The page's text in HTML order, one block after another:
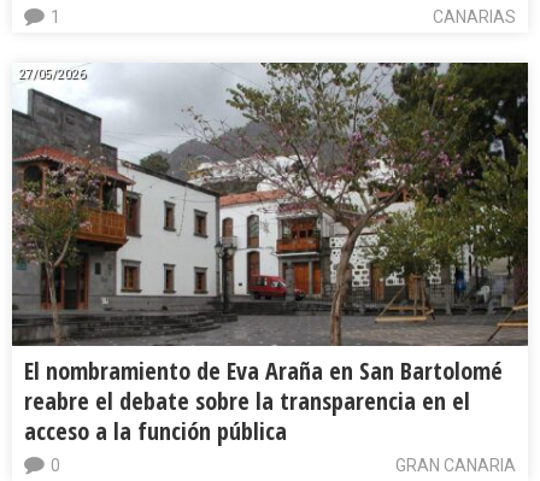
CANARIAS
1
27/05/2026
El nombramiento de Eva Araña en San Bartolomé
reabre el debate sobre la transparencia en el
acceso a la función pública
GRAN CANARIA
0